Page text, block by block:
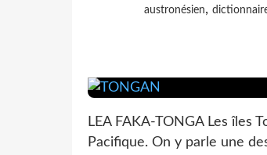
austronésien,
LEA FAKA-TONGA Les îles
Pacifique. On y parle une